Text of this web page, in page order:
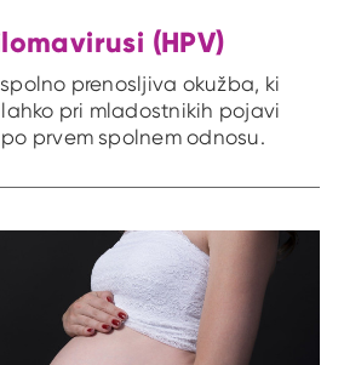
(HPV)
prenosljiva okužba, ki
lahko pri mladostnikih pojavi
prvem spolnem odnosu.